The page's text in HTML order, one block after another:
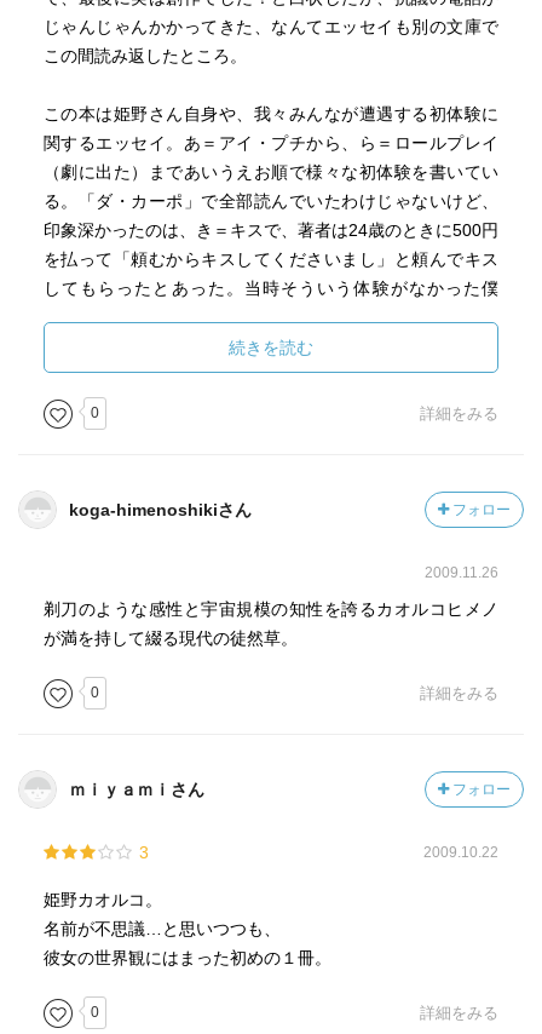
じゃんじゃんかかってきた、なんてエッセイも別の文庫で
この間読み返したところ。
この本は姫野さん自身や、我々みんなが遭遇する初体験に
関するエッセイ。あ＝アイ・プチから、ら＝ロールプレイ
（劇に出た）まであいうえお順で様々な初体験を書いてい
る。「ダ・カーポ」で全部読んでいたわけじゃないけど、
印象深かったのは、き＝キスで、著者は24歳のときに500円
を払って「頼むからキスしてくださいまし」と頼んでキス
してもらったとあった。当時そういう体験がなかった僕
て頂いたのに、と臍をかんだものだ。同時に、こんなこと
を女性なのに書けるこの人はすごいな、と思った。
エッセイでは結構骨太の大女、との表現があり、キスも頼
ありかと思ったが、今回この文庫本のカバーに写真がつい
ていて、大きいことは大きいかも知れないが、清純美人。
今回通しで読んで、やはりこの人はいいな、すごいなと思
った。文庫本の解説で、彼女の本の装丁を担当されたこと
もあるグラフィックデザイナーの原研哉氏が書いているよ
た姫野カオルコが繰り出す一見骨太で打たれ強い文章とい
さが生みだす表現上のレトリックであると考えた方がい
い。」とある、その通りだと感じる。そこまで深くはわか
らなかったなりに彼女の文章に感じるところがあった学生
る今の僕。変わらない自分自身に乾杯、となにやら自画自
賛になっちまったけど、いいものはいいので、是非読んで
みてください。
続きを読む
0 詳細をみる
koga-himenoshikiさん フォロー
2009.11.26
剃刀のような感性と宇宙規模の知性を誇るカオルコヒメノ
が満を持して綴る現代の徒然草。
0 詳細をみる
ｍｉｙａｍｉさん フォロー
3 2009.10.22
姫野カオルコ。
名前が不思議…と思いつつも、
彼女の世界観にはまった初めの１冊。
0 詳細をみる